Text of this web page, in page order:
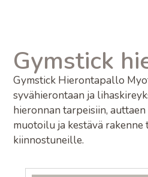
Gymstick
Gymstick Hierontapallo
syvähierontaan ja
hieronnan tarpeisiin,
muotoilu ja kestävä
kiinnostuneille.